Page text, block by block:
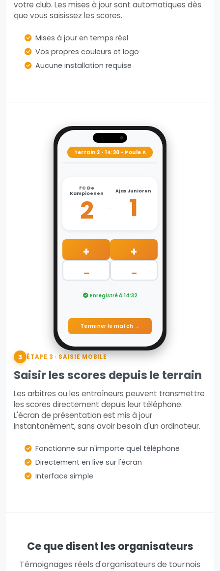
votre club. Les mises à jour sont automatiques dès
que vous saisissez les scores.
Mises à jour en temps réel
Vos propres couleurs et logo
Aucune installation requise
Terrain 2 • 14:30 • Poule A
FC De
Kampioenen
2 –
Ajax Junioren
1
+
−
+
−
Enregistré à 14:32
Terminer le match →
3 ÉTAPE 3 · SAISIE MOBILE
Saisir les scores depuis le terrain
Les arbitres ou les entraîneurs peuvent transmettre
les scores directement depuis leur téléphone.
L'écran de présentation est mis à jour
instantanément, sans avoir besoin d'un ordinateur.
Fonctionne sur n'importe quel téléphone
Directement en live sur l'écran
Interface simple
Ce que disent les organisateurs
Témoignages réels d'organisateurs de tournois